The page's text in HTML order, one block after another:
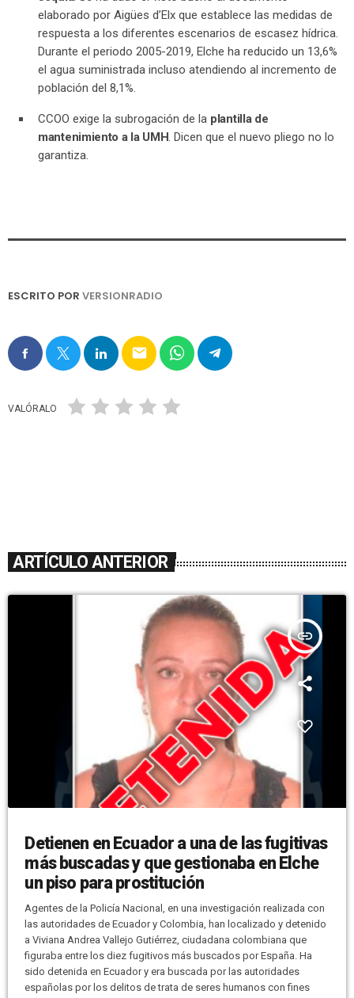
elaborado por Aigües d’Elx que establece las medidas de
respuesta a los diferentes escenarios de escasez hídrica.
Durante el periodo 2005-2019, Elche ha reducido un 13,6%
el agua suministrada incluso atendiendo al incremento de
población del 8,1%.
CCOO exige la subrogación de la plantilla de
mantenimiento a la UMH . Dicen que el nuevo pliego no lo
garantiza.
ESCRITO POR VERSIONRADIO
email
VALÓRALO
ARTÍCULO ANTERIOR
insert_link
Detienen en Ecuador a una de las fugitivas
más buscadas y que gestionaba en Elche
un piso para prostitución
Agentes de la Policía Nacional, en una investigación realizada con
las autoridades de Ecuador y Colombia, han localizado y detenido
a Viviana Andrea Vallejo Gutiérrez, ciudadana colombiana que
figuraba entre los diez fugitivos más buscados por España. Ha
sido detenida en Ecuador y era buscada por las autoridades
españolas por los delitos de trata de seres humanos con fines